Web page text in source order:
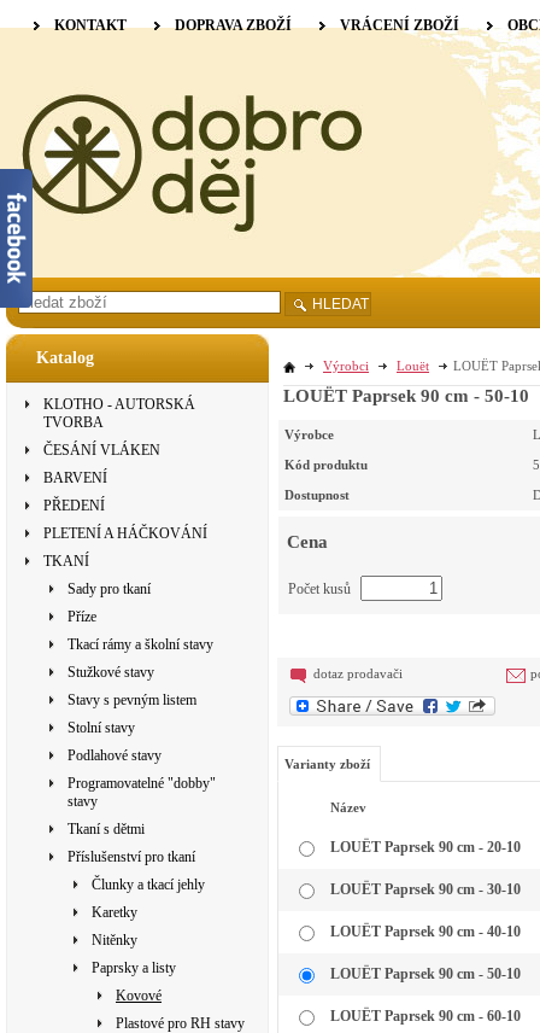
Katalog
KLOTHO - AUTORSKÁ
TVORBA
ČESÁNÍ VLÁKEN
BARVENÍ
PŘEDENÍ
PLETENÍ A HÁČKOVÁNÍ
TKANÍ
Sady pro tkaní
Příze
Tkací rámy a školní stavy
Stužkové stavy
Stavy s pevným listem
Stolní stavy
Podlahové stavy
Programovatelné "dobby"
stavy
Tkaní s dětmi
Příslušenství pro tkaní
Člunky a tkací jehly
Karetky
Nitěnky
Paprsky a listy
Kovové
Plastové pro RH stavy
Výrobci Louët LOUËT
LOUËT Paprsek 90 cm - 50-10
Výrobce
Kód produktu
Dostupnost
Cena
Počet kusů
dotaz prodavači
Varianty zboží
Název
LOUËT Paprsek 90 cm - 20-10
LOUËT Paprsek 90 cm - 30-10
LOUËT Paprsek 90 cm - 40-10
LOUËT Paprsek 90 cm - 50-10
LOUËT Paprsek 90 cm - 60-10
KONTAKT DOPRAVA ZBOŽÍ VRÁCENÍ ZBOŽÍ
HLEDAT